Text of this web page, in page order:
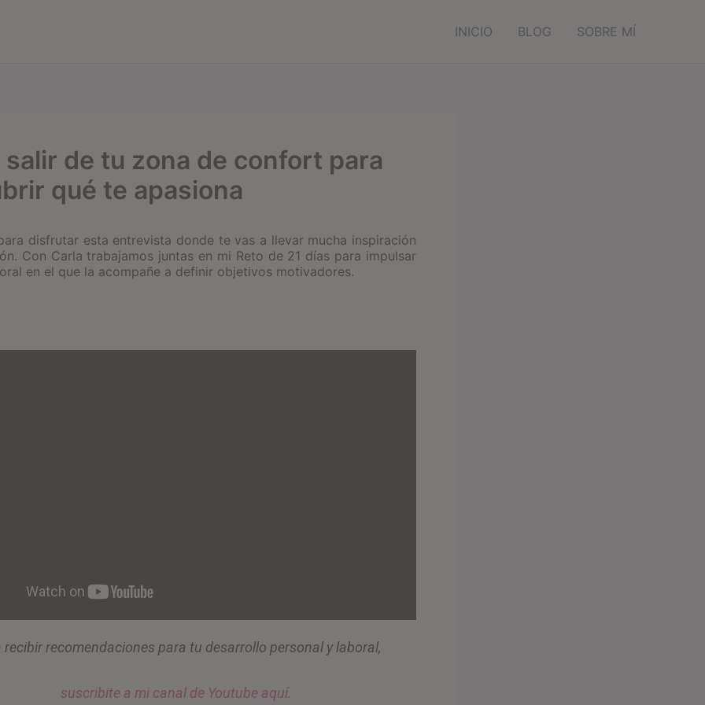
INICIO BLOG SOBRE MÍ
salir de tu zona de confort para
qué te apasiona
disfrutar esta entrevista donde te vas a llevar mucha inspiración
Con Carla trabajamos juntas en mi Reto de 21 días para impulsar
en el que la acompañe a definir objetivos motivadores.
recibir recomendaciones para tu desarrollo personal y laboral,
suscribite a mi canal de Youtube aquí.